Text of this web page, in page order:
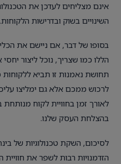
אינם מצליחים לעדכן את
השינויים בשוק ובדרישות הלקוחות.
בסופו של דבר, אם ניישם את
הללו כמו שצריך, נוכל ליצור יחסי
תחושת נאמנות זו תביא
לרכוש ממכם אלא גם ימליצו
בהצלחת העסק שלנו.
לסיכום, השקת טכנולוגיות של
הזדמנויות רבות לשפר את